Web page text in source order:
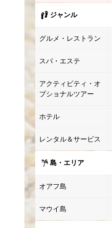
ジャンル
グルメ・レストラン
スパ・エステ
アクティビティ・オ
プショナルツアー
ホテル
レンタル＆サービス
島・エリア
オアフ島
マウイ島